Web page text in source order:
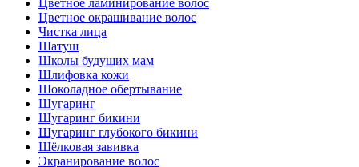
Цветное окрашивание волос
Чистка лица
Шатуш
Школы будущих мам
Шлифовка кожи
Шоколадное обертывание
Шугаринг
Шугаринг бикини
Шугаринг глубокого бикини
Шёлковая завивка
Экранирование волос